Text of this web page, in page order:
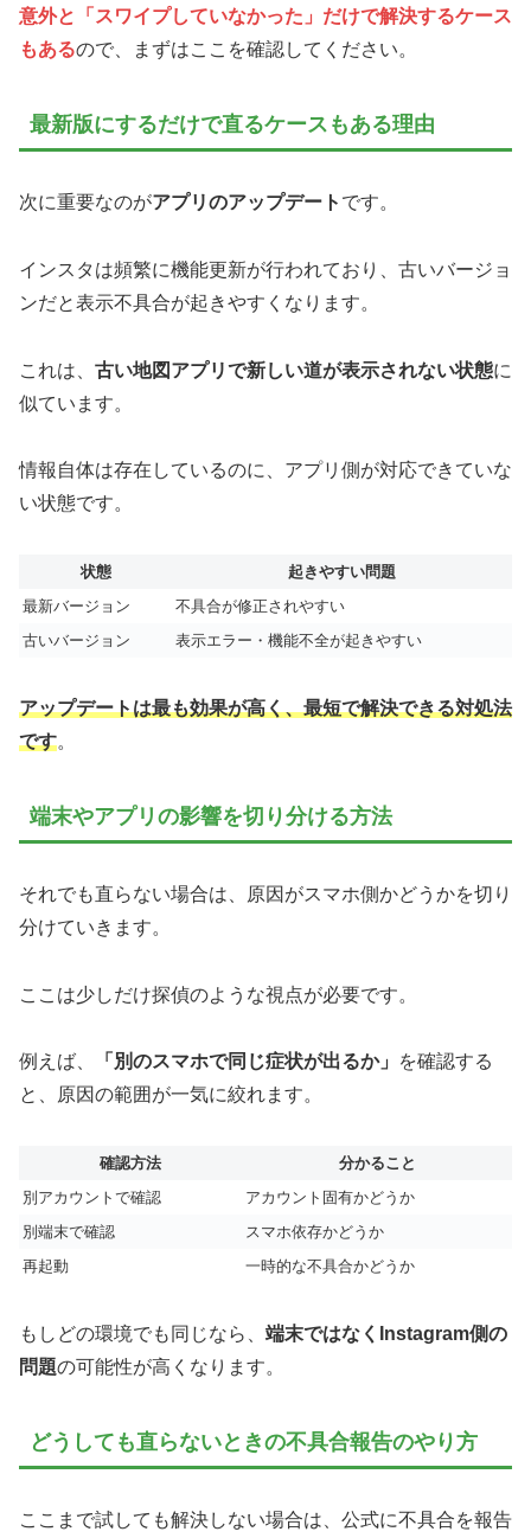
意外と「スワイプしていなかった」だけで解決するケース
もあるので、まずはここを確認してください。
最新版にするだけで直るケースもある理由
次に重要なのがアプリのアップデート です。
インスタは頻繁に機能更新が行われており、古いバージョ
ンだと表示不具合が起きやすくなります。
これは、 古い地図アプリで新しい道が表示されない状態に
似ています。
情報自体は存在しているのに、アプリ側が対応できていな
い状態です。
状態
起きやすい問題
最新バージョン
不具合が修正されやすい
古いバージョン
表示エラー・機能不全が起きやすい
アップデートは最も効果が高く、最短で解決できる対処法
です。
端末やアプリの影響を切り分ける方法
それでも直らない場合は、原因がスマホ側かどうかを切り
分けていきます。
ここは少しだけ探偵のような視点が必要です。
例えば、 「別のスマホで同じ症状が出るか」
を確認する
と、原因の範囲が一気に絞れます。
確認方法
分かること
別アカウントで確認
アカウント固有かどうか
別端末で確認
スマホ依存かどうか
再起動
一時的な不具合かどうか
もしどの環境でも同じなら、 端末ではなくInstagram側の
問題の可能性が高くなります。
どうしても直らないときの不具合報告のやり方
ここまで試しても解決しない場合は、公式に不具合を報告